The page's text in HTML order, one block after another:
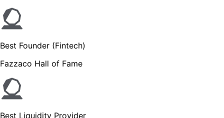
Best Founder (Fintech)
Fazzaco Hall of Fame
Best Liquidity Provider